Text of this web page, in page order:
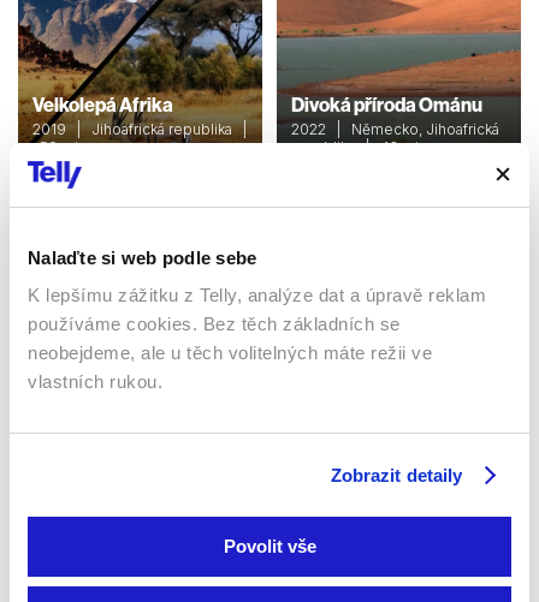
Nalaďte si web podle sebe
K lepšímu zážitku z Telly, analýze dat a úpravě reklam
používáme cookies. Bez těch základních se
neobejdeme, ale u těch volitelných máte režii ve
vlastních rukou.
Zobrazit detaily
Povolit vše
Velkolepá Afrika
2019 | Jihoafrická republika |
50 min
Dokumenty / Přírodovědní
Divoká příroda Ománu
2022 | Německo, Jihoafrická
republika | 43 min
Sledujte kdekoliv až na 6 zařízeních
Sledovat internetovou televizi jde odkudkoliv
po celé EU, a to až na 6 zařízeních.